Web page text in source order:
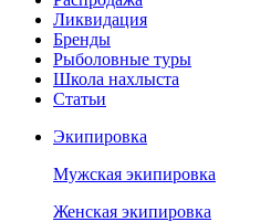
Ликвидация
Бренды
Рыболовные туры
Школа нахлыста
Статьи
Экипировка
Мужская экипировка
Женская экипировка